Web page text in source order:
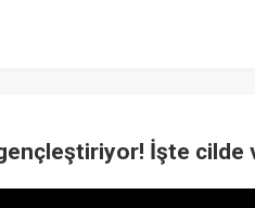
İşte cilde